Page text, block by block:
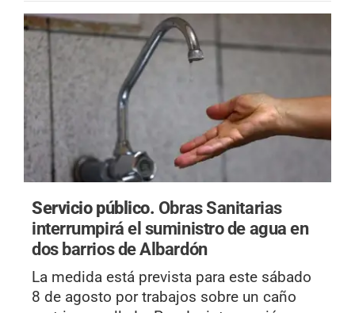
Servicio público. Obras Sanitarias
interrumpirá el suministro de agua en
dos barrios de Albardón
La medida está prevista para este sábado
8 de agosto por trabajos sobre un caño